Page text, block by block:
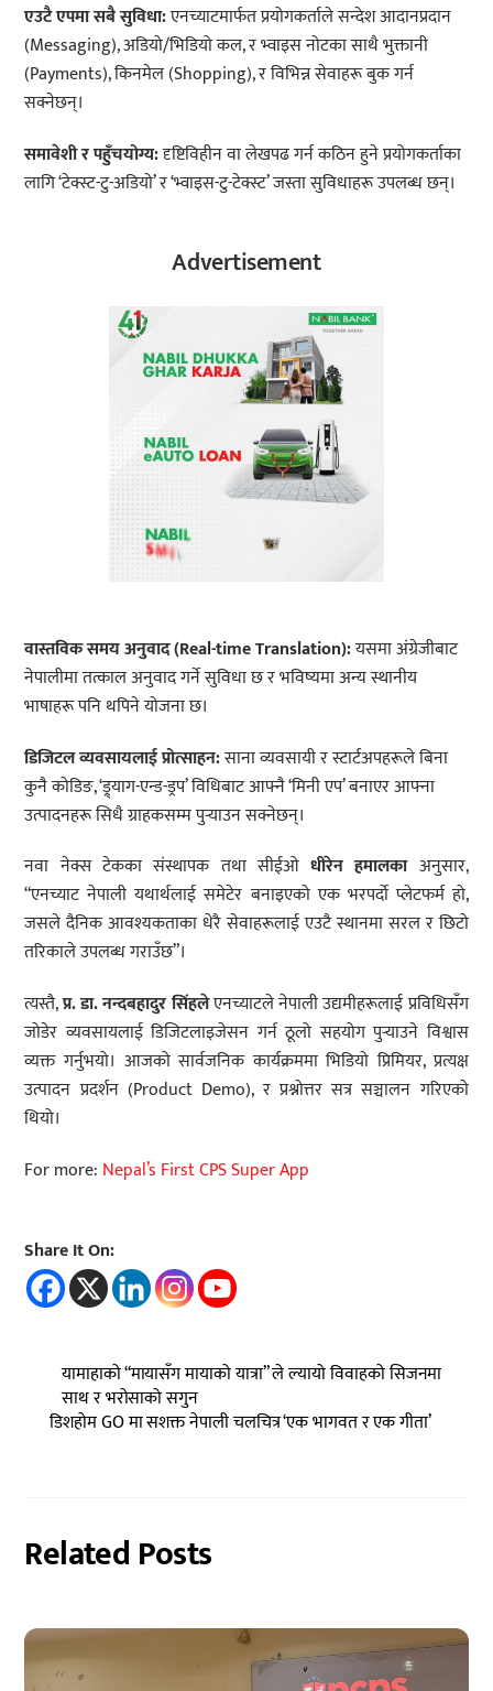
एउटै एपमा सबै सुविधा:एनच्याटमार्फत प्रयोगकर्ताले सन्देश आदानप्रदान
(Messaging), अडियो/भिडियो कल, र भ्वाइस नोटका साथै भुक्तानी
(Payments), किनमेल (Shopping), र विभिन्न सेवाहरू बुक गर्न
सक्नेछन्।
समावेशी र पहुँचयोग्य:दृष्टिविहीन वा लेखपढ गर्न कठिन हुने प्रयोगकर्ताका
लागि ‘टेक्स्ट-टु-अडियो’ र ‘भ्वाइस-टु-टेक्स्ट’ जस्ता सुविधाहरू उपलब्ध छन्।
Advertisement
वास्तविक समय अनुवाद (Real-time Translation):यसमा अंग्रेजीबाट
नेपालीमा तत्काल अनुवाद गर्ने सुविधा छ र भविष्यमा अन्य स्थानीय
भाषाहरू पनि थपिने योजना छ।
डिजिटल व्यवसायलाई प्रोत्साहन:साना व्यवसायी र स्टार्टअपहरूले बिना
कुनै कोडिङ, ‘ड्र्याग-एन्ड-ड्रप’ विधिबाट आफ्नै ‘मिनी एप’ बनाएर आफ्ना
उत्पादनहरू सिधै ग्राहकसम्म पुर्‍याउन सक्नेछन्।
नवा नेक्स टेकका संस्थापक तथा सीईओधीरेन हमालकाअनुसार,
“एनच्याट नेपाली यथार्थलाई समेटेर बनाइएको एक भरपर्दो प्लेटफर्म हो,
जसले दैनिक आवश्यकताका धेरै सेवाहरूलाई एउटै स्थानमा सरल र छिटो
तरिकाले उपलब्ध गराउँछ”।
त्यस्तै,प्र. डा. नन्दबहादुर सिंहलेएनच्याटले नेपाली उद्यमीहरूलाई प्रविधिसँग
जोडेर व्यवसायलाई डिजिटलाइजेसन गर्न ठूलो सहयोग पुर्‍याउने विश्वास
व्यक्त गर्नुभयो। आजको सार्वजनिक कार्यक्रममा भिडियो प्रिमियर, प्रत्यक्ष
उत्पादन प्रदर्शन (Product Demo), र प्रश्नोत्तर सत्र सञ्चालन गरिएको
थियो।
For more: Nepal’s First CPS Super App
Share It On:
यामाहाको “मायासँग मायाको यात्रा” ले ल्यायो विवाहको सिजनमा
साथ र भरोसाको सगुन
डिशहोम GO मा सशक्त नेपाली चलचित्र ‘एक भागवत र एक गीता’
Related Posts